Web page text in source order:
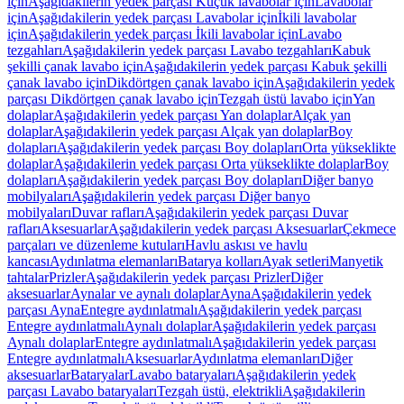
içinAşağıdakilerin yedek parçası Lavabolar içinİkili lavabolar
içinAşağıdakilerin yedek parçası İkili lavabolar içinLavabo
tezgahlarıAşağıdakilerin yedek parçası Lavabo tezgahlarıKabuk
şekilli çanak lavabo içinAşağıdakilerin yedek parçası Kabuk şekilli
çanak lavabo içinDikdörtgen çanak lavabo içinAşağıdakilerin yedek
parçası Dikdörtgen çanak lavabo içinTezgah üstü lavabo içinYan
dolaplarAşağıdakilerin yedek parçası Yan dolaplarAlçak yan
dolaplarAşağıdakilerin yedek parçası Alçak yan dolaplarBoy
dolaplarıAşağıdakilerin yedek parçası Boy dolaplarıOrta yükseklikte
dolaplarAşağıdakilerin yedek parçası Orta yükseklikte dolaplarBoy
dolaplarıAşağıdakilerin yedek parçası Boy dolaplarıDiğer banyo
mobilyalarıAşağıdakilerin yedek parçası Diğer banyo
mobilyalarıDuvar raflarıAşağıdakilerin yedek parçası Duvar
raflarıAksesuarlarAşağıdakilerin yedek parçası AksesuarlarÇekmece
parçaları ve düzenleme kutularıHavlu askısı ve havlu
kancasıAydınlatma elemanlarıBatarya kollarıAyak setleriManyetik
tahtalarPrizlerAşağıdakilerin yedek parçası PrizlerDiğer
aksesuarlarAynalar ve aynalı dolaplarAynaAşağıdakilerin yedek
parçası AynaEntegre aydınlatmalıAşağıdakilerin yedek parçası
Entegre aydınlatmalıAynalı dolaplarAşağıdakilerin yedek parçası
Aynalı dolaplarEntegre aydınlatmalıAşağıdakilerin yedek parçası
Entegre aydınlatmalıAksesuarlarAydınlatma elemanlarıDiğer
aksesuarlarBataryalarLavabo bataryalarıAşağıdakilerin yedek
parçası Lavabo bataryalarıTezgah üstü, elektrikliAşağıdakilerin